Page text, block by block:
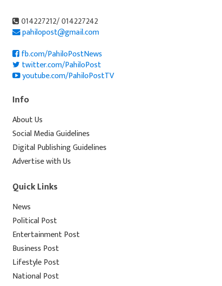
014227212/ 014227242
pahilopost@gmail.com
fb.com/PahiloPostNews
twitter.com/PahiloPost
youtube.com/PahiloPostTV
Info
About Us
Social Media Guidelines
Digital Publishing Guidelines
Advertise with Us
Quick Links
News
Political Post
Entertainment Post
Business Post
Lifestyle Post
National Post